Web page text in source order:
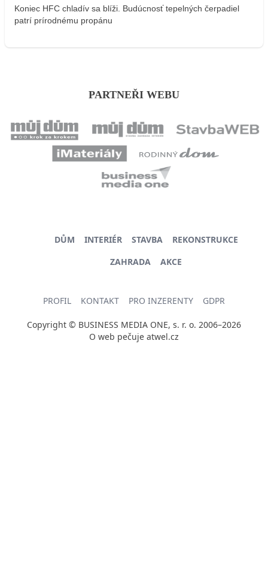
Koniec HFC chladív sa blíži. Budúcnosť tepelných čerpadiel
patrí prírodnému propánu
PARTNEŘI WEBU
DŮM INTERIÉR STAVBA
REKONSTRUKCE
ZAHRADA
AKCE
PROFIL KONTAKT PRO INZERENTY GDPR
Copyright © BUSINESS MEDIA ONE, s. r. o. 2006–2026